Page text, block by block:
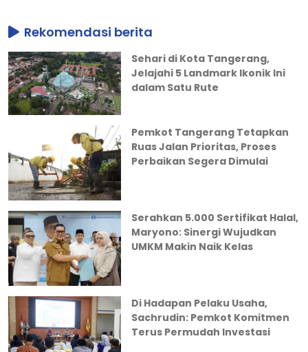
Rekomendasi berita
Sehari di Kota Tangerang,
Jelajahi 5 Landmark Ikonik Ini
dalam Satu Rute
Pemkot Tangerang Tetapkan
Ruas Jalan Prioritas, Proses
Perbaikan Segera Dimulai
Serahkan 5.000 Sertifikat Halal,
Maryono: Sinergi Wujudkan
UMKM Makin Naik Kelas
Di Hadapan Pelaku Usaha,
Sachrudin: Pemkot Komitmen
Terus Permudah Investasi